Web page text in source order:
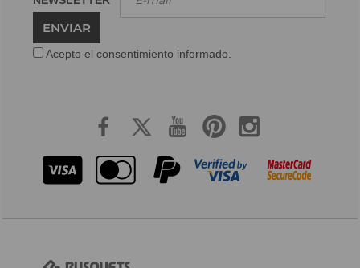
ENVIAR
Acepto el consentimiento informado.